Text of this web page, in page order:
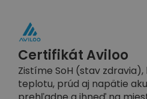
Certifikát Aviloo
Zistíme SoH (stav
teplotu, prúd aj napätie